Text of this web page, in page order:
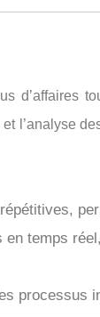
l’analyse
temps
processus